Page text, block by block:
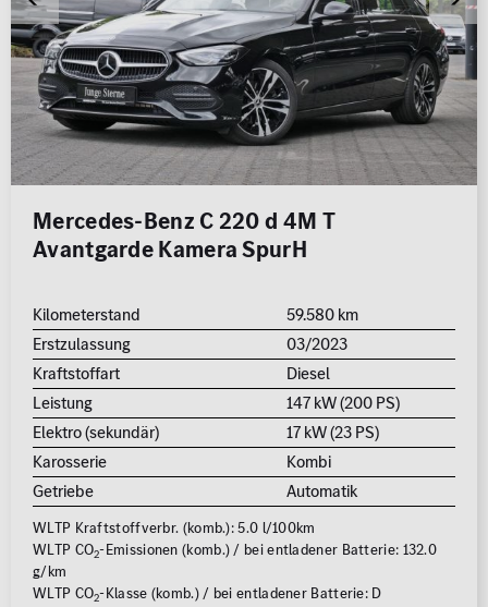
Mercedes-Benz C 220 d 4M T
Avantgarde Kamera SpurH
Kilometerstand
59.580 km
Erstzulassung
03/2023
Kraftstoffart
Diesel
Leistung
147 kW (200 PS)
Elektro (sekundär)
17 kW (23 PS)
Karosserie
Kombi
Getriebe
Automatik
WLTP Kraftstoffverbr. (komb.): 5.0 l/100km
WLTP CO2-Emissionen (komb.) / bei entladener Batterie: 132.0
g/km
WLTP CO2-Klasse (komb.) / bei entladener Batterie: D